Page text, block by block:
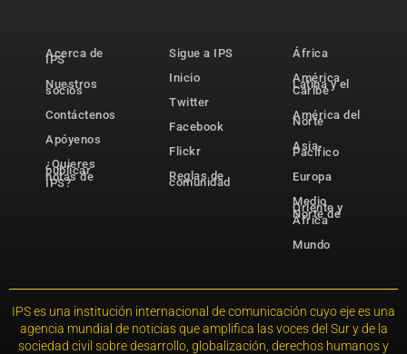
Acerca de
IPS
Nuestros
socios
Contáctenos
Apóyenos
¿Quieres
publicar
notas de
IPS?
Sigue a IPS
Inicio
Twitter
Facebook
Flickr
Reglas de
comunidad
África
América
Latina y el
Caribe
América del
Norte
Asia-
Pacífico
Europa
Medio
Oriente y
Norte de
África
Mundo
IPS es una institución internacional de comunicación cuyo eje es una
agencia mundial de noticias que amplifica las voces del Sur y de la
sociedad civil sobre desarrollo, globalización, derechos humanos y